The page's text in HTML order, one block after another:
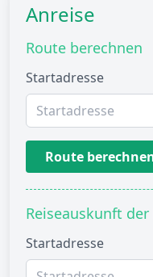
Anreise
Route berechnen
Startadresse
Route
Reiseauskunft
Startadresse